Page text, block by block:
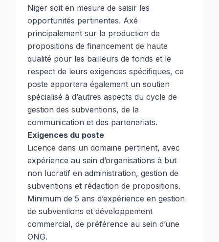
Niger soit en mesure de saisir les
opportunités pertinentes. Axé
principalement sur la production de
propositions de financement de haute
qualité pour les bailleurs de fonds et le
respect de leurs exigences spécifiques, ce
poste apportera également un soutien
spécialisé à d’autres aspects du cycle de
gestion des subventions, de la
communication et des partenariats.
Exigences du poste
Licence dans un domaine pertinent, avec
expérience au sein d’organisations à but
non lucratif en administration, gestion de
subventions et rédaction de propositions.
Minimum de 5 ans d’expérience en gestion
de subventions et développement
commercial, de préférence au sein d’une
ONG.